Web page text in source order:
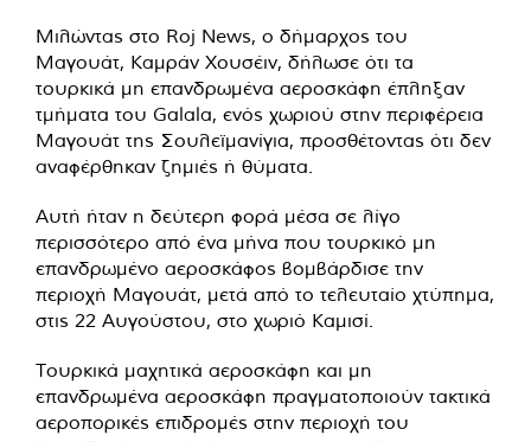
Μιλώντας στο Roj News, ο δήμαρχος του
Μαγουάτ, Καμράν Χουσέιν, δήλωσε ότι τα
τουρκικά μη επανδρωμένα αεροσκάφη έπληξαν
τμήματα του Galala, ενός χωριού στην περιφέρεια
Μαγουάτ της Σουλεϊμανίγια, προσθέτοντας ότι δεν
αναφέρθηκαν ζημιές ή θύματα.
Αυτή ήταν η δεύτερη φορά μέσα σε λίγο
περισσότερο από ένα μήνα που τουρκικό μη
επανδρωμένο αεροσκάφος βομβάρδισε την
περιοχή Μαγουάτ, μετά από το τελευταίο χτύπημα,
στις 22 Αυγούστου, στο χωριό Καμισί.
Τουρκικά μαχητικά αεροσκάφη και μη
επανδρωμένα αεροσκάφη πραγματοποιούν τακτικά
αεροπορικές επιδρομές στην περιοχή του